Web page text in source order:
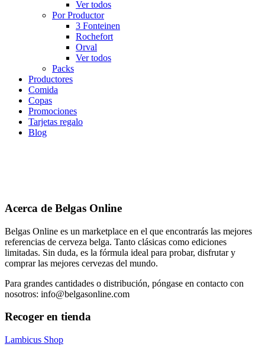
Ver todos
Por Productor
3 Fonteinen
Rochefort
Orval
Ver todos
Packs
Productores
Comida
Copas
Promociones
Tarjetas regalo
Blog
Acerca de Belgas Online
Belgas Online es un marketplace en el que encontrarás las mejores
referencias de cerveza belga. Tanto clásicas como ediciones
limitadas. Sin duda, es la fórmula ideal para probar, disfrutar y
comprar las mejores cervezas del mundo.
Para grandes cantidades o distribución, póngase en contacto con
nosotros: info@belgasonline.com
Recoger en tienda
Lambicus Shop